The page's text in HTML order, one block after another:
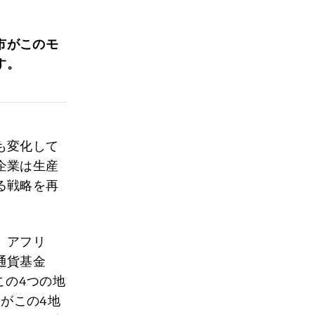
がこのモ
変化して
業は生産
戦略を再
アフリ
貨基金
の4つの地
この4地